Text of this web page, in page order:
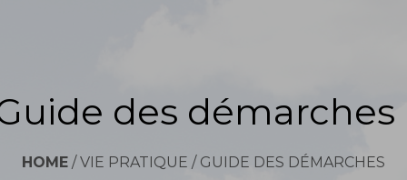
des démarches
HOME / VIE PRATIQUE / GUIDE DES DÉMARCHES